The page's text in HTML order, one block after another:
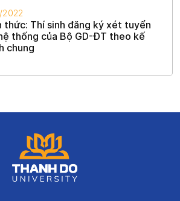
thức: Thí sinh đăng ký xét tuyển
thống của Bộ GD-ĐT theo kế
chung